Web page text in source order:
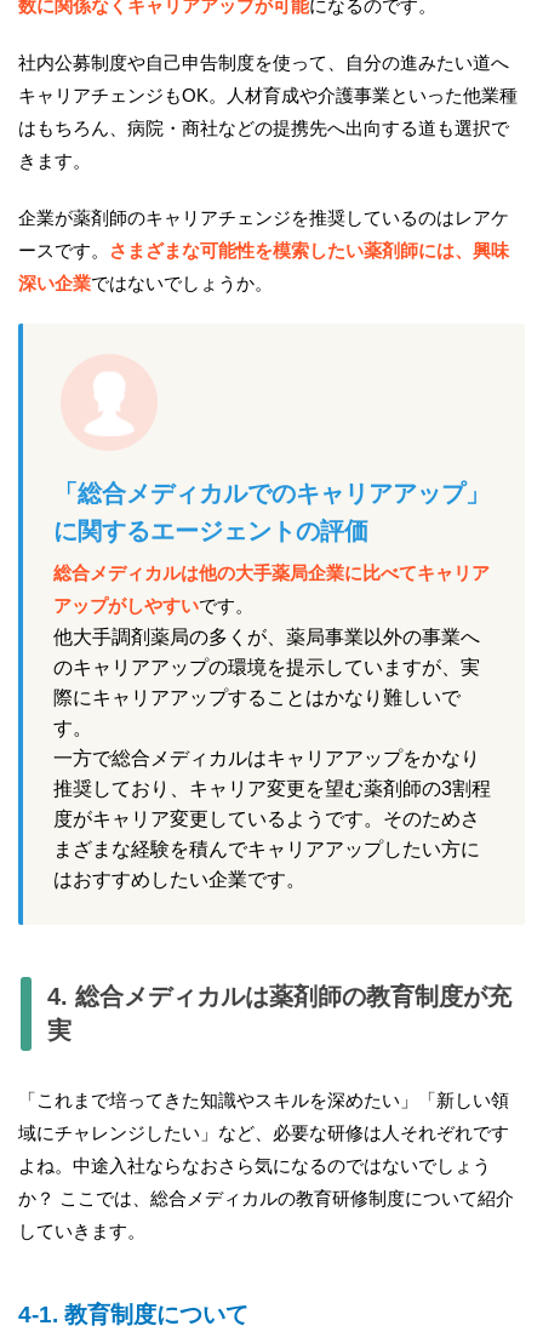
数に関係なくキャリアアップが可能になるのです。
社内公募制度や自己申告制度を使って、自分の進みたい道へ
キャリアチェンジもOK。人材育成や介護事業といった他業種
はもちろん、病院・商社などの提携先へ出向する道も選択で
きます。
企業が薬剤師のキャリアチェンジを推奨しているのはレアケ
ースです。
さまざまな可能性を模索したい薬剤師には、興味
深い企業ではないでしょうか。
「総合メディカルでのキャリアアップ」
に関するエージェントの評価
総合メディカルは他の大手薬局企業に比べてキャリア
アップがしやすいです。
他大手調剤薬局の多くが、薬局事業以外の事業へ
のキャリアアップの環境を提示していますが、実
際にキャリアアップすることはかなり難しいで
す。
一方で総合メディカルはキャリアアップをかなり
推奨しており、キャリア変更を望む薬剤師の3割程
度がキャリア変更しているようです。そのためさ
まざまな経験を積んでキャリアアップしたい方に
はおすすめしたい企業です。
4. 総合メディカルは薬剤師の教育制度が充
実
「これまで培ってきた知識やスキルを深めたい」「新しい領
域にチャレンジしたい」など、必要な研修は人それぞれです
よね。中途入社ならなおさら気になるのではないでしょう
か？ ここでは、総合メディカルの教育研修制度について紹介
していきます。
4-1. 教育制度について